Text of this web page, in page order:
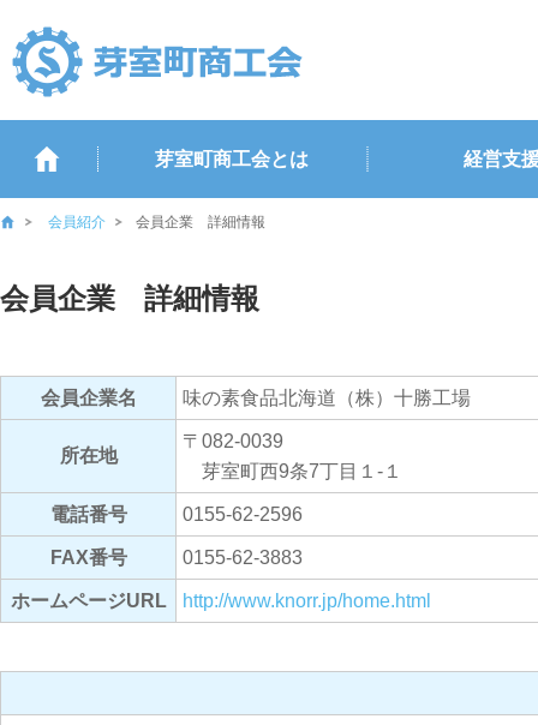
芽室町商工会とは 経営支
会員紹介 会員企業 詳細情報
会員企業 詳細情報
会員企業名 味の素食品北海道（株）十勝工場
所在地
〒082-0039
芽室町西9条7丁目１-１
電話番号 0155-62-2596
FAX番号 0155-62-3883
ホームページURL http://www.knorr.jp/home.html